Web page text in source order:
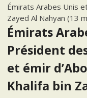
Émirats Arabes Unis
Zayed Al Nahyan (13
Émirats
Président
et émir
Khalifa bin